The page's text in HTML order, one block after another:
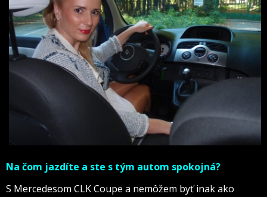
Na čom jazdíte a ste s tým autom spokojná?
S Mercedesom CLK Coupe a nemôžem byť inak ako